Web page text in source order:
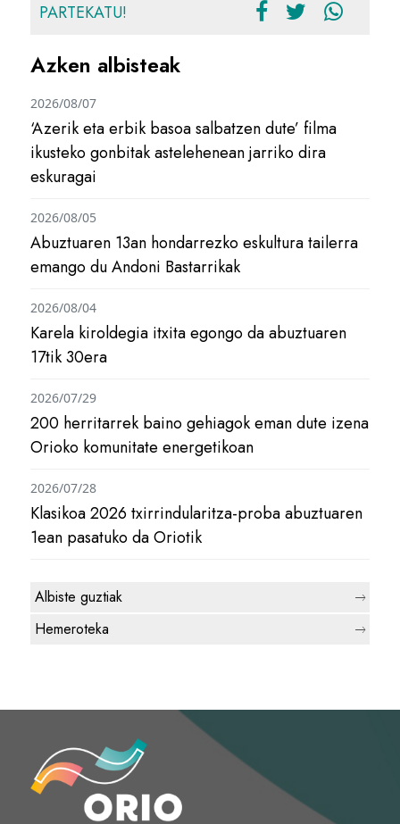
PARTEKATU!
Azken albisteak
‘Azerik eta erbik basoa salbatzen dute’ filma
ikusteko gonbitak astelehenean jarriko dira
eskuragai
2026/08/07
Abuztuaren 13an hondarrezko eskultura tailerra
emango du Andoni Bastarrikak
2026/08/05
Karela kiroldegia itxita egongo da abuztuaren
17tik 30era
2026/08/04
200 herritarrek baino gehiagok eman dute izena
Orioko komunitate energetikoan
2026/07/29
Klasikoa 2026 txirrindularitza-proba abuztuaren
1ean pasatuko da Oriotik
2026/07/28
Albiste guztiak
Hemeroteka